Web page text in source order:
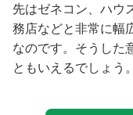
先はゼネコン、ハウ
務店などと非常に幅
なのです。そうした
ともいえるでしょう。